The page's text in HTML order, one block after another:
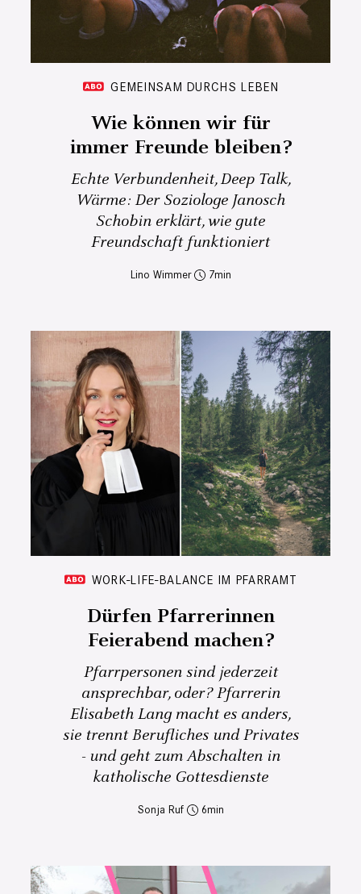
GEMEINSAM DURCHS LEBEN
Wie können wir für
immer Freunde bleiben?
Echte Verbundenheit, Deep Talk,
Wärme: Der Soziologe Janosch
Schobin erklärt, wie gute
Freundschaft funktioniert
Lino Wimmer 7
WORK-LIFE-BALANCE IM PFARRAMT
Dürfen Pfarrerinnen
Feierabend machen?
Pfarrpersonen sind jederzeit
ansprechbar, oder? Pfarrerin
Elisabeth Lang macht es anders,
sie trennt Berufliches und Privates
- und geht zum Abschalten in
katholische Gottesdienste
Sonja Ruf 6